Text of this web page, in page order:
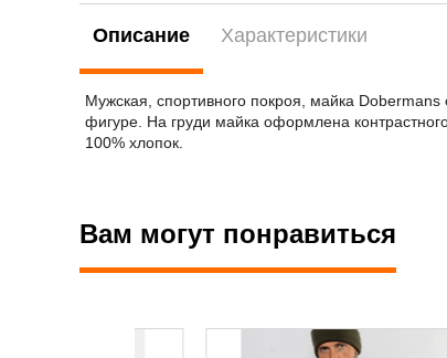
Описание Характеристики
Мужская, спортивного покроя, майка
фигуре. На груди майка оформлена
100% хлопок.
Вам могут понравиться